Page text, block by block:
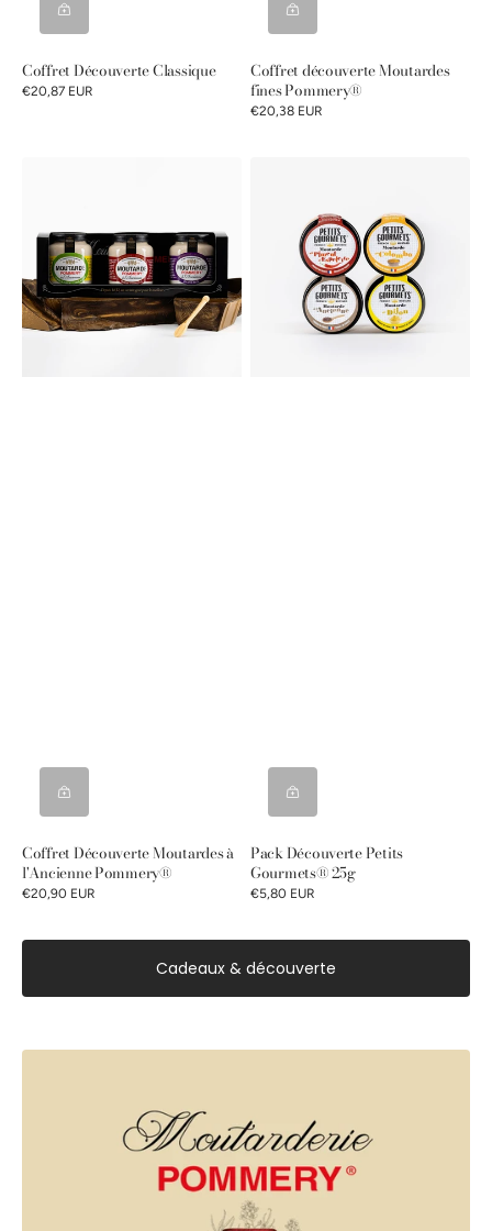
Cadeaux & découverte
Coffret Découverte Classique
€20,87 EUR
Coffret découverte Moutardes
fines Pommery®
€20,38 EUR
l'Ancienne
Pommery®
Coffret Découverte Moutardes à
l'Ancienne Pommery®
€20,90 EUR
Gourmets®
Pack Découverte Petits
Gourmets® 25g
€5,80 EUR